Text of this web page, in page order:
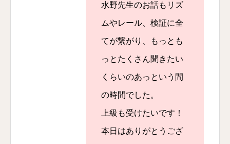
水野先生のお話もリズ
ムやレール、検証に全
てが繋がり、もっとも
っとたくさん聞きたい
くらいのあっという間
の時間でした。
上級も受けたいです！
本日はありがとうござ